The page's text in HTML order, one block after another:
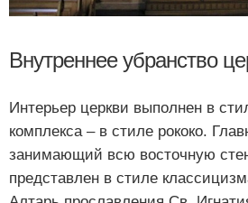
Внутреннее убранство
Интерьер церкви выполнен в
комплекса – в стиле рококо.
занимающий всю восточную
представлен в стиле